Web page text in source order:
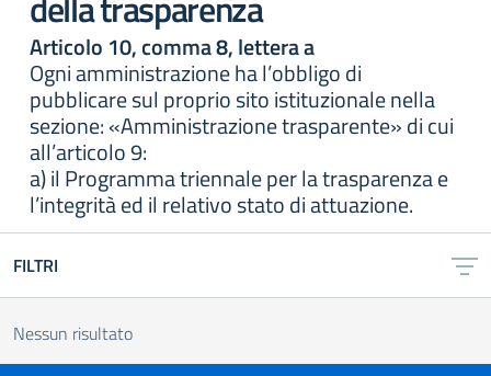
Articolo 10, comma 8, lettera a
Ogni amministrazione ha l’obbligo di
pubblicare sul proprio sito istituzionale nella
sezione: «Amministrazione trasparente» di cui
all’articolo 9:
a) il Programma triennale per la trasparenza e
l’integrità ed il relativo stato di attuazione.
FILTRI
Nessun risultato